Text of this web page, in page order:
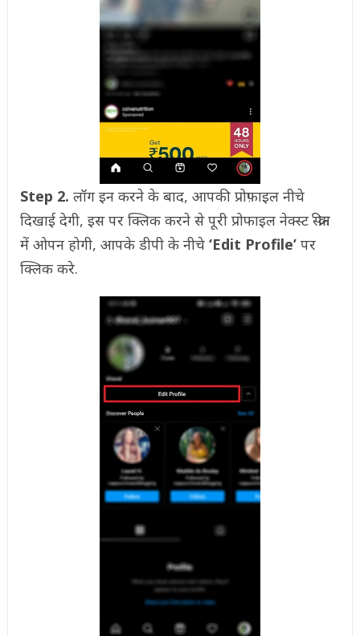
Step 2. लॉग इन करने के बाद, आपकी प्रोफ़ाइल नीचे
दिखाई देगी, इस पर क्लिक करने से पूरी प्रोफाइल नेक्स्ट स्क्रीन
में ओपन होगी, आपके डीपी के नीचे ‘Edit Profile’ पर
क्लिक करे.